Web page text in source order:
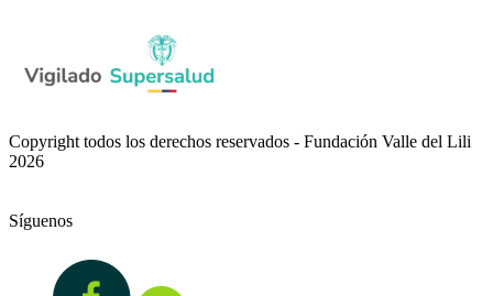
Copyright todos los derechos reservados - Fundación Valle del Lili
2026
Síguenos